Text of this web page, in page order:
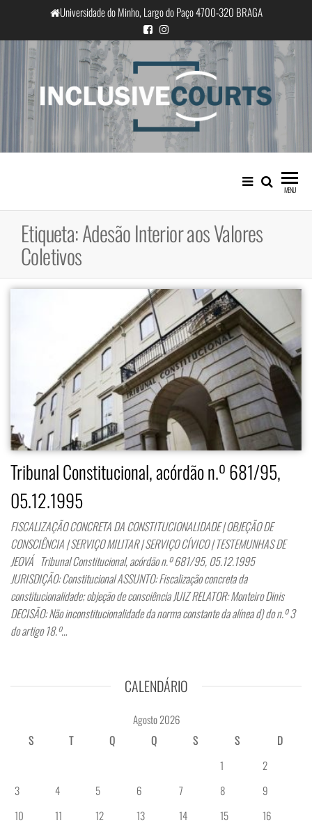
o
conteúdo
Universidade do Minho, Largo do Paço 4700-320 BRAGA
InclusiveCourts
Igualdade e diferença cultural na
prática judicial portuguesa
MENU
Etiqueta:Adesão Interior aos Valores
Coletivos
Tribunal Constitucional, acórdão n.º 681/95,
05.12.1995
FISCALIZAÇÃO CONCRETA DA CONSTITUCIONALIDADE | OBJEÇÃO DE
CONSCIÊNCIA | SERVIÇO MILITAR | SERVIÇO CÍVICO | TESTEMUNHAS DE
JEOVÁ Tribunal Constitucional, acórdão n.º 681/95, 05.12.1995
JURISDIÇÃO: Constitucional ASSUNTO: Fiscalização concreta da
constitucionalidade; objeção de consciência JUIZ RELATOR: Monteiro Dinis
DECISÃO: Não inconstitucionalidade da norma constante da alínea d) do n.º 3
do artigo 18.º…
CALENDÁRIO
Agosto 2026
S
T Q Q S S
D
1
2
3
4 5 6 7 8
9
10
11 12 13 14 15
16